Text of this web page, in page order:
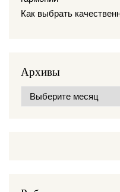
Как выбрать
Архивы
Архивы